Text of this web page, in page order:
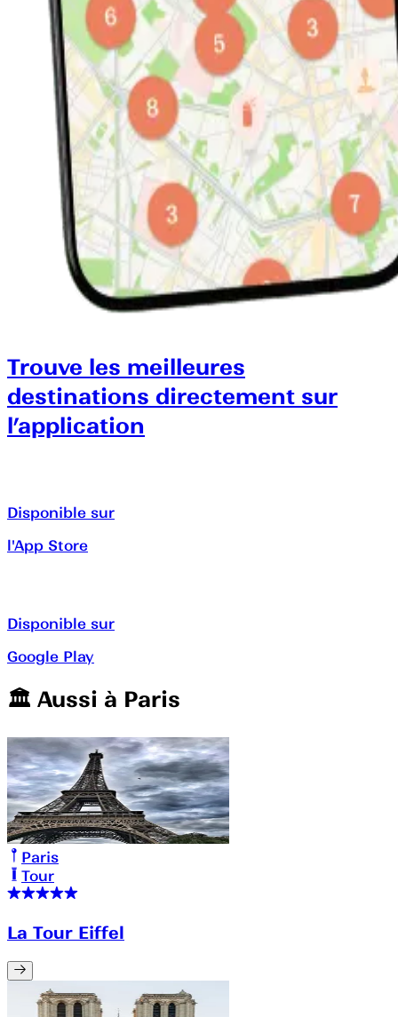
Trouve les meilleures
destinations directement sur
l’application
Disponible sur
l'App Store
Disponible sur
Google Play
🏛️️ Aussi à Paris
Paris
Tour
La Tour Eiffel